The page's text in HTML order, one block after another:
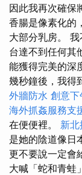
因此我再次確保
香腸是像素化的
大部分乳房。
台達不到任何其
能獲得完美的深
幾秒鐘後，我得
外牆防水 創意
海外抓姦服務支
在便便裡。 新
是她的陰道像日
更不要說一定會
大喊「蛇和青蛙